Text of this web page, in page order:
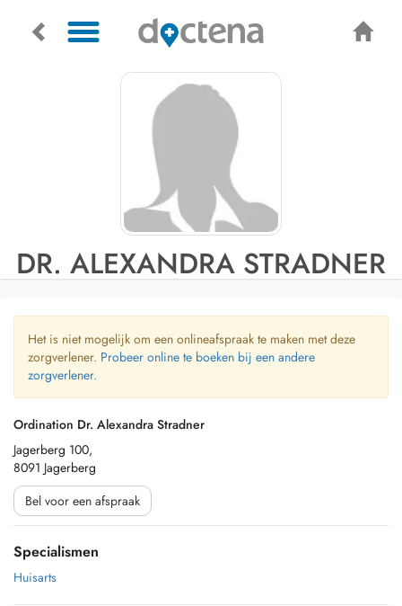
DR. ALEXANDRA STRADNER
Het is niet mogelijk om een onlineafspraak te maken met deze
zorgverlener. Probeer online te boeken bij een andere
zorgverlener.
Ordination Dr. Alexandra Stradner
Jagerberg 100,
8091 Jagerberg
Bel voor een afspraak
Specialismen
Huisarts